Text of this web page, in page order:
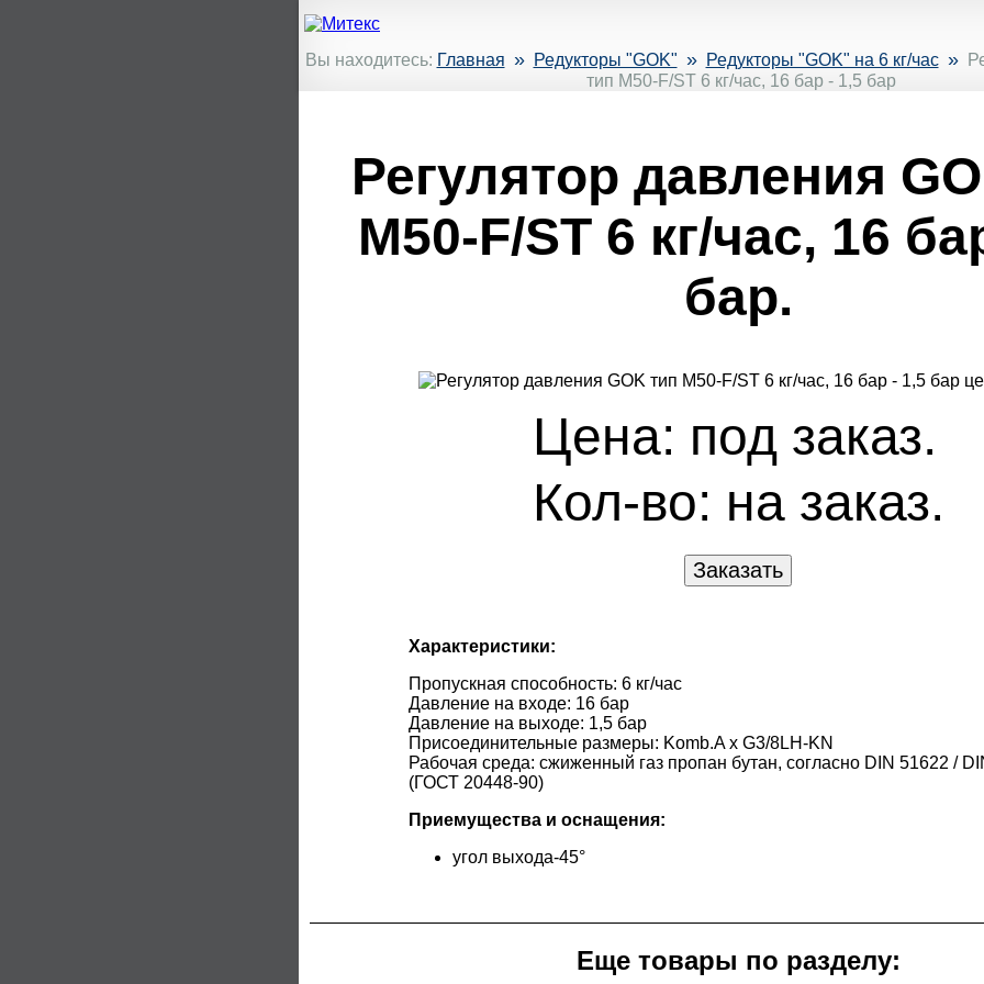
Вы находитесь: Главная » Редукторы "GOK" » Редукторы "GOK" на 6 кг/час »
тип M50-F/ST 6 кг/час, 16 бар - 1,5 бар
Регулятор давления
M50-F/ST 6 кг/час, 16
бар.
Цена: под заказ.
Кол-во: на заказ.
Характеристики:
Пропускная способность: 6 кг/час
Давление на входе: 16 бар
Давление на выходе: 1,5 бар
Присоединительные размеры: Komb.A x G3/8LH-KN
Рабочая среда: сжиженный газ пропан бутан, согласно DIN 51622 /
(ГОСТ 20448-90)
Приемущества и оснащения:
угол выхода-45°
Еще товары по разделу: